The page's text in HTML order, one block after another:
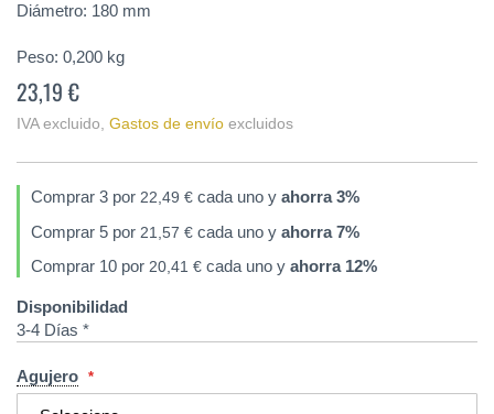
Diámetro: 180 mm
Peso: 0,200 kg
23,19 €
IVA excluido, Gastos de envío excluidos
Comprar 3 por 22,49 € cada uno y ahorra3%
Comprar 5 por 21,57 € cada uno y ahorra7%
Comprar 10 por 20,41 € cada uno y ahorra 12%
Disponibilidad
3-4 Días *
Agujero